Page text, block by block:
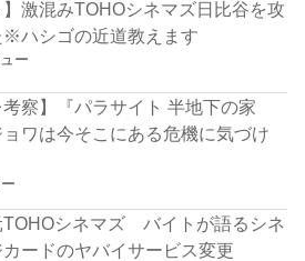
】激混みTOHOシネマズ日比谷を攻
※ハシゴの近道教えます
ー
考察】『パラサイト 半地下の家
ワは今そこにある危機に気づけ
TOHOシネマズ バイトが語るシネ
ードのヤバイサービス変更